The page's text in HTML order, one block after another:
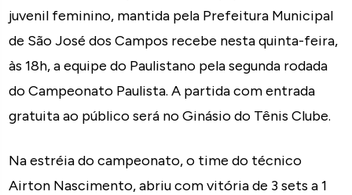
juvenil feminino, mantida pela Prefeitura Municipal
de São José dos Campos recebe nesta quinta-feira,
às 18h, a equipe do Paulistano pela segunda rodada
do Campeonato Paulista. A partida com entrada
gratuita ao público será no Ginásio do Tênis Clube.
Na estréia do campeonato, o time do técnico
Airton Nascimento, abriu com vitória de 3 sets a 1